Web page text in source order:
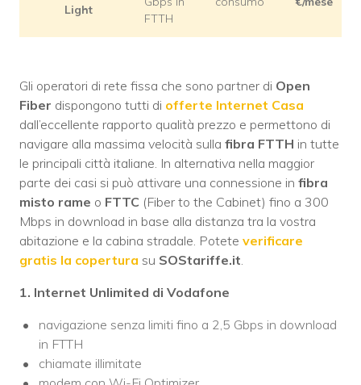
Light
FTTH
Gli operatori di rete fissa che sono partner di Open
Fiber dispongono tutti di offerte Internet Casa
dall’eccellente rapporto qualità prezzo e permettono di
navigare alla massima velocità sulla fibra FTTH in tutte
le principali città italiane. In alternativa nella maggior
parte dei casi si può attivare una connessione in fibra
misto rame o FTTC (Fiber to the Cabinet) fino a 300
Mbps in download in base alla distanza tra la vostra
abitazione e la cabina stradale. Potete verificare
gratis la copertura su SOStariffe.it
1. Internet Unlimited di Vodafone
navigazione senza limiti fino a 2,5 Gbps in download
in FTTH
chiamate illimitate